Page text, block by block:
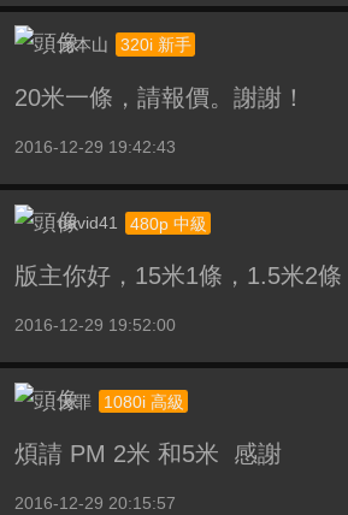
元本山 320i 新手
20米一條，請報價。謝謝！
2016-12-29 19:42:43
david41 480p 中級
版主你好，15米1條，1.5米2
2016-12-29 19:52:00
天罪 1080i 高級
煩請 PM 2米 和5米 感謝
2016-12-29 20:15:57